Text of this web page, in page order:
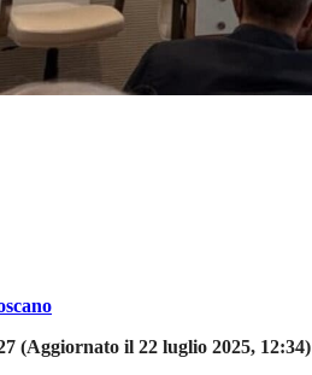
(Aggiornato il 22 luglio 2025, 12:34)